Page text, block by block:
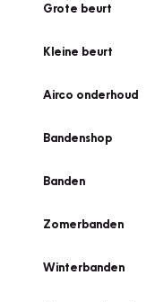
Grote beurt
Kleine beurt
Airco onderhoud
Bandenshop
Banden
Zomerbanden
Winterbanden